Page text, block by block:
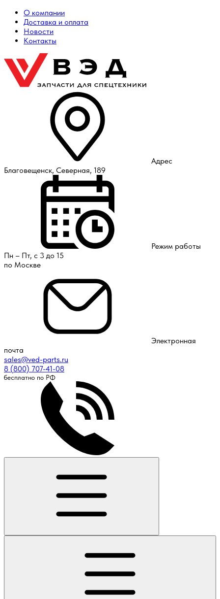
О компании
Доставка и оплата
Новости
Контакты
Адрес
Благовещенск, Северная, 189
Режим работы
Пн – Пт, с 3 до 15
по Москве
Электронная
почта
sales@ved-parts.ru
8 (800) 707-41-08
бесплатно по РФ